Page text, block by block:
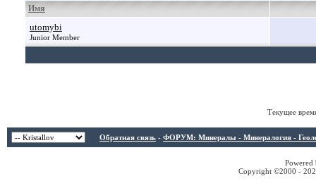
Имя
utomybi
Junior Member
Текущее
Обратная связь - ФОРУМ: Минералы - Минералогия -
Copyright ©2000 -